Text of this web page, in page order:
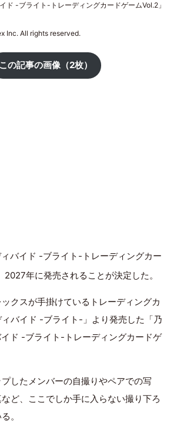
ド -ブライト-トレーディングカードゲームVol.2」
Inc. All rights reserved.
この記事の画像（2枚）
バイド -ブライト-トレーディングカー
2027年に発売されることが決定した。
クスが手掛けているトレーディングカ
バイド -ブライト-」より発売した「乃
ド -ブライト-トレーディングカードゲ
したメンバーの自撮りやペアでの写
ど、ここでしか手に入らない撮り下ろ
。